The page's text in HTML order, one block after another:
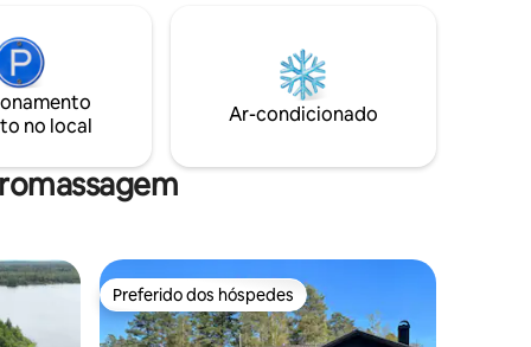
está
livre e pizza para um ponto de encontro
para 3 pessoas e bicicletas para
no local
Ar-condicionado
Preferido dos hóspedes
Preferido dos hóspedes